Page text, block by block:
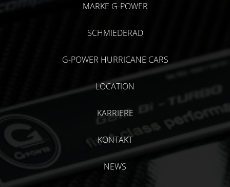
MARKE G-POWER
SCHMIEDERAD
G-POWER HURRICANE CARS
LOCATION
KARRIERE
KONTAKT
NEWS